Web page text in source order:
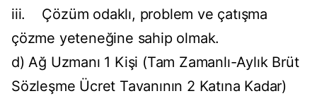
iii. Çözüm odaklı, problem ve çatışma
çözme yeteneğine sahip olmak.
d) Ağ Uzmanı 1 Kişi (Tam Zamanlı-Aylık Brüt
Sözleşme Ücret Tavanının 2 Katına Kadar)